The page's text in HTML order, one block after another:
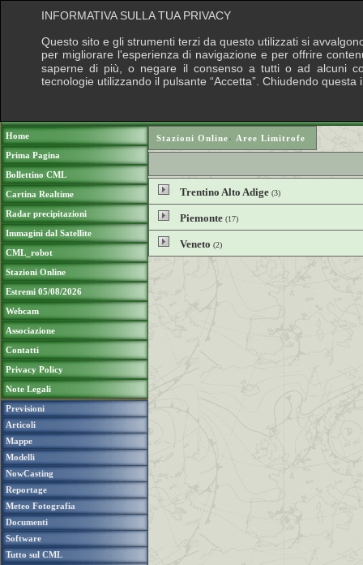
Home
Prima Pagina
Bollettino CML
Cartina Realtime
Radar precipitazioni
Immagini dal Satellite
CML_robot
Stazioni Online
Estremi 05/08/2026
Webcam
Associazione
Contatti
Privacy Policy
Note Legali
Previsioni
Articoli
Mappe
Modelli
NowCasting
Reportage
Meteo Fotografia
Documenti
Software
Tutto sul CML
Stazioni Online› Aree Limitrofe
Trentino Alto Adige (3)
Piemonte (17)
Veneto (2)
INFORMATIVA SULLA TUA PRIVACY
Questo sito e gli strumenti terzi da questo utilizzati si
per migliorare l'esperienza di navigazione e per offrire
saperne di più, o negare il consenso a tutti o ad alcuni
tecnologie utilizzando il pulsante “Accetta”. Chiudendo